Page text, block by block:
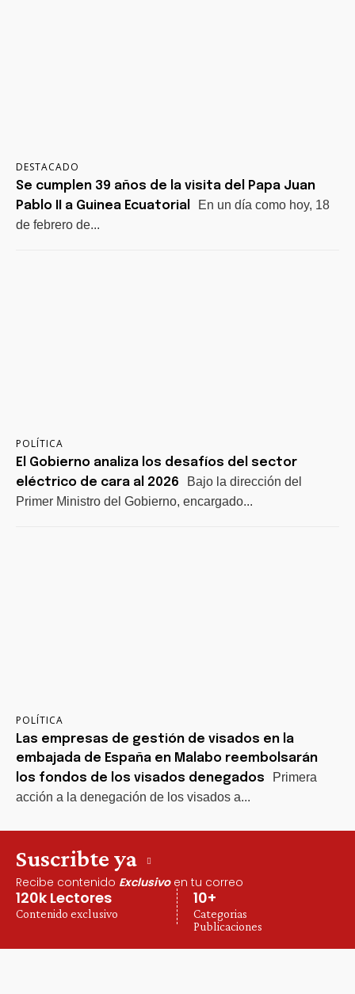
DESTACADO
Se cumplen 39 años de la visita del Papa Juan
Pablo II a Guinea Ecuatorial
En un día como hoy, 18
de febrero de...
POLÍTICA
El Gobierno analiza los desafíos del sector
eléctrico de cara al 2026
Bajo la dirección del
Primer Ministro del Gobierno, encargado...
POLÍTICA
Las empresas de gestión de visados en la
embajada de España en Malabo reembolsarán
los fondos de los visados denegados
Primera
acción a la denegación de los visados a...
Suscribte ya
Recibe contenido Exclusivoen tu correo
120k Lectores
Contenido exclusivo
10+
Categorias
Publicaciones